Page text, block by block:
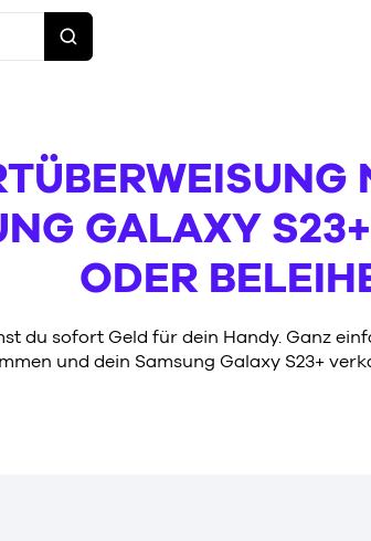
GALAXY
ODER
du sofort Geld für dein Handy. Ganz
und dein Samsung Galaxy S23+